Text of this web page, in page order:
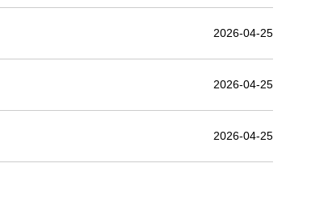
2026-04-25
2026-04-25
2026-04-25